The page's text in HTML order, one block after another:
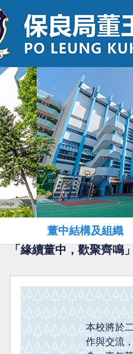
董中結構及組織
「緣續董中，歡聚齊鳴
本校將於
作與交流